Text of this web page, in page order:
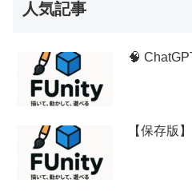
人気記事
🧠
【保存版